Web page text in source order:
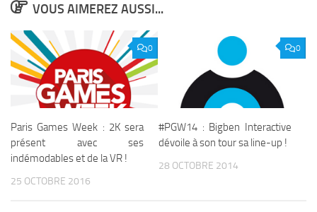
VOUS AIMEREZ AUSSI...
0
Paris Games Week : 2K sera
présent avec ses
indémodables et de la VR !
25 OCTOBRE 2016
0
#PGW14 : Bigben Interactive
dévoile à son tour sa line-up !
28 OCTOBRE 2014